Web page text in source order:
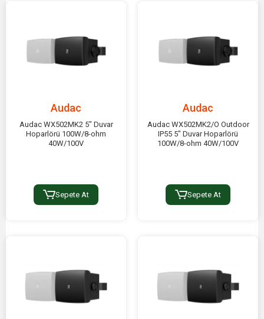
Audac
Audac WX502MK2 5" Duvar
Hoparlörü 100W/8-ohm
40W/100V
Sepete At
Audac
Audac WX502MK2/O Outdoor
IP55 5" Duvar Hoparlörü
100W/8-ohm 40W/100V
Sepete At